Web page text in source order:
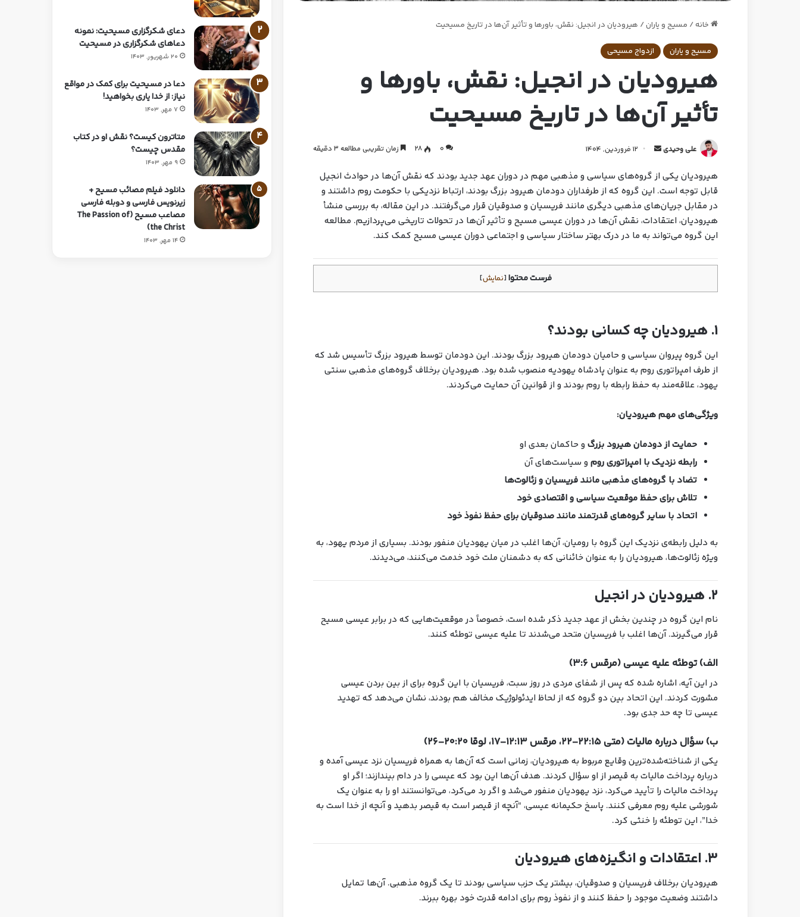
خانه/ مسیح و یاران/ هیرودیان در انجیل: نقش، باورها و تأثیر آن‌ها در تاریخ مسیحیت
مسیح و یاران ازدواج مسیحی
هیرودیان در انجیل: نقش، باورها و
تأثیر آن‌ها در تاریخ مسیحیت
علی وحیدی 12 فروردین, 1404 0
28 زمان تقریبی مطالعه 3 دقیقه
هیرودیان یکی از گروه‌های سیاسی و مذهبی مهم در دوران عهد جدید بودند که نقش آن‌ها در حوادث انجیل
قابل توجه است. این گروه که از طرفداران دودمان هیرود بزرگ بودند، ارتباط نزدیکی با حکومت روم داشتند و
در مقابل جریان‌های مذهبی دیگری مانند فریسیان و صدوقیان قرار می‌گرفتند. در این مقاله، به بررسی منشأ
هیرودیان، اعتقادات، نقش آن‌ها در دوران عیسی مسیح و تأثیر آن‌ها در تحولات تاریخی می‌پردازیم. مطالعه
این گروه می‌تواند به ما در درک بهتر ساختار سیاسی و اجتماعی دوران عیسی مسیح کمک کند.
فرست محتوا [نمایش]
۱. هیرودیان چه کسانی بودند؟
این گروه پیروان سیاسی و حامیان دودمان هیرود بزرگ بودند. این دودمان توسط هیرود بزرگ تأسیس شد که
از طرف امپراتوری روم به عنوان پادشاه یهودیه منصوب شده بود. هیرودیان برخلاف گروه‌های مذهبی سنتی
یهود، علاقه‌مند به حفظ رابطه با روم بودند و از قوانین آن حمایت می‌کردند.
ویژگی‌های مهم هیرودیان:
حمایت از دودمان هیرود بزرگو حاکمان بعدی او
رابطه نزدیک با امپراتوری رومو سیاست‌های آن
تضاد با گروه‌های مذهبی مانند فریسیان و زئالوت‌ها
تلاش برای حفظ موقعیت سیاسی و اقتصادی خود
اتحاد با سایر گروه‌های قدرتمند مانند صدوقیان برای حفظ نفوذ خود
به دلیل رابطه‌ی نزدیک این گروه با رومیان، آن‌ها اغلب در میان یهودیان منفور بودند. بسیاری از مردم یهود، به
ویژه زئالوت‌ها، هیرودیان را به عنوان خائنانی که به دشمنان ملت خود خدمت می‌کنند، می‌دیدند.
۲. هیرودیان در انجیل
نام این گروه در چندین بخش از عهد جدید ذکر شده است، خصوصاً در موقعیت‌هایی که در برابر عیسی مسیح
قرار می‌گیرند. آن‌ها اغلب با فریسیان متحد می‌شدند تا علیه عیسی توطئه کنند.
الف) توطئه علیه عیسی (مرقس ۳:۶)
در این آیه، اشاره شده که پس از شفای مردی در روز سبت، فریسیان با این گروه برای از بین بردن عیسی
مشورت کردند. این اتحاد بین دو گروه که از لحاظ ایدئولوژیک مخالف هم بودند، نشان می‌دهد که تهدید
عیسی تا چه حد جدی بود.
ب) سؤال درباره مالیات (متی ۲۲:۱۵-۲۲، مرقس ۱۲:۱۳-۱۷، لوقا ۲۰:۲۰-۲۶)
یکی از شناخته‌شده‌ترین وقایع مربوط به هیرودیان، زمانی است که آن‌ها به همراه فریسیان نزد عیسی آمده و
درباره پرداخت مالیات به قیصر از او سؤال کردند. هدف آن‌ها این بود که عیسی را در دام بیندازند؛ اگر او
پرداخت مالیات را تأیید می‌کرد، نزد یهودیان منفور می‌شد و اگر رد می‌کرد، می‌توانستند او را به عنوان یک
شورشی علیه روم معرفی کنند. پاسخ حکیمانه عیسی، “آنچه از قیصر است به قیصر بدهید و آنچه از خدا است به
خدا”، این توطئه را خنثی کرد.
۳. اعتقادات و انگیزه‌های هیرودیان
هیرودیان برخلاف فریسیان و صدوقیان، بیشتر یک حزب سیاسی بودند تا یک گروه مذهبی. آن‌ها تمایل
داشتند وضعیت موجود را حفظ کنند و از نفوذ روم برای ادامه قدرت خود بهره ببرند.
دعای شکرگزاری مسیحیت: نمونه
دعاهای شکرگزاری در مسیحیت
20 شهریور, 1403
دعا در مسیحیت برای کمک در مواقع
نیاز: از خدا یاری بخواهید!
7 مهر, 1403
متاترون کیست؟ نقش او در کتاب
مقدس چیست؟
9 مهر, 1403
دانلود فیلم مصائب مسیح +
زیرنویس فارسی و دوبله فارسی
مصاعب مسیح (The Passion of
the Christ)
14 مهر, 1403